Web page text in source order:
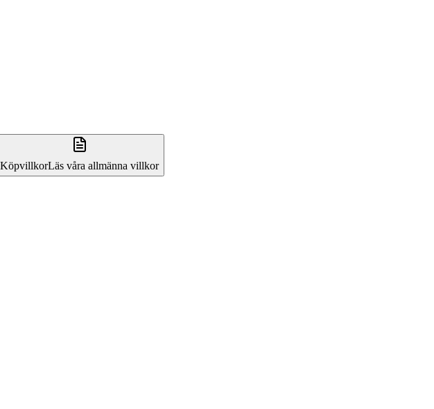
KöpvillkorLäs våra allmänna villkor